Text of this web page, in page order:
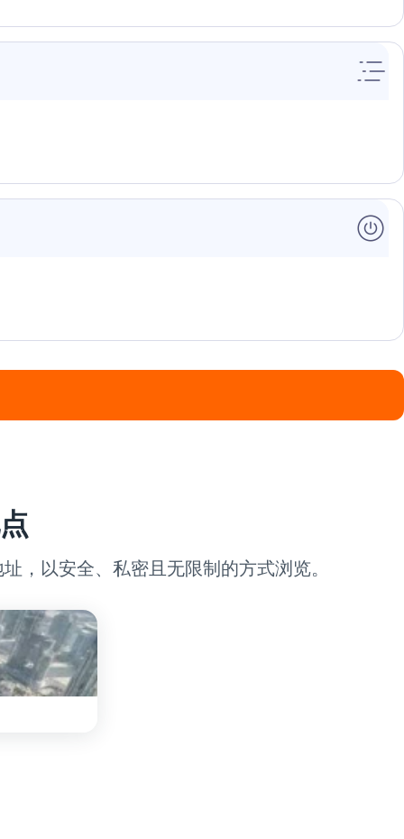
，以安全、私密且无限制的方式浏览。